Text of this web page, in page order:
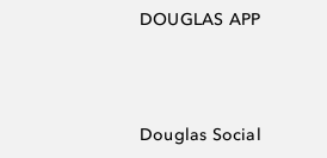
DOUGLAS APP
Douglas Social